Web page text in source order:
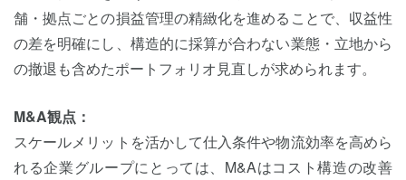
舗・拠点ごとの損益管理の精緻化を進めることで、収益性
の差を明確にし、構造的に採算が合わない業態・立地から
の撤退も含めたポートフォリオ見直しが求められます。
M&A観点：
スケールメリットを活かして仕入条件や物流効率を高めら
れる企業グループにとっては、M&Aはコスト構造の改善